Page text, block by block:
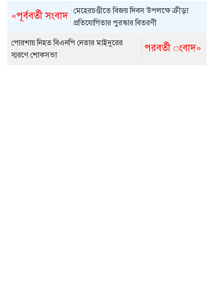
«পূর্ববর্তী সংবাদ মেহেরচণ্ডীতে বিজয় দিবস উপলক্ষে ক্রীড়া
প্রতিযোগিতার পুরস্কার বিতরণী
পরবর্তী ংবাদ»
পোরশায় নিহত বিএনপি নেতার মাইদুরের
স্মরণে শোকসভা